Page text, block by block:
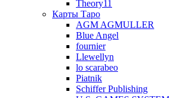
Theory11
Карты Таро
AGM AGMULLER
Blue Angel
fournier
Llewellyn
lo scarabeo
Piatnik
Schiffer Publishing